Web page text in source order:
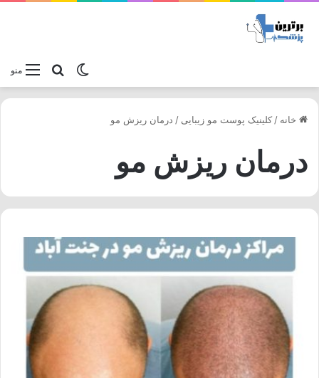
منوجستجو
تغییر پوسته
خانه / کلینیک پوست مو زیبایی / درمان ریزش مو
درمان ریزش مو